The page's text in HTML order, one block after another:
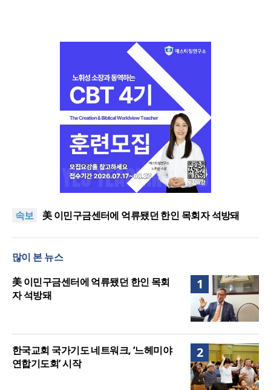
속보
인도 마하라슈트라주 개종 금지법 시행… 기독교계
구 사용 승인… 장기 개발 기반 확보
美 이민구금센터에 억류됐던 한인 목회자 석방돼
인도 마하라슈트라주 개종 금지법 시행… 기독교계
올리벳대학교, 120만 평 리버사이드 대학 캠퍼스 영
구 사용 승인… 장기 개발 기반 확보
많이 본 뉴스
1
美 이민구금센터에 억류됐던 한인 목회
자 석방돼
2
한국교회 국가기도 네트워크, ‘느헤미야
연합기도회’ 시작